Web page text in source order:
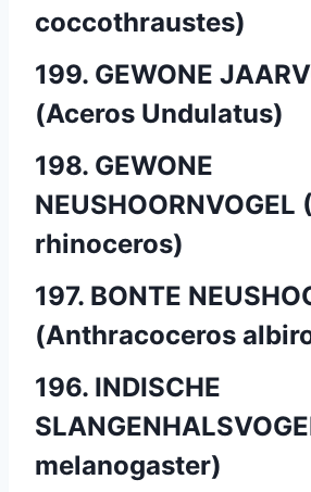
coccothraustes)
199. GEWONE
(Aceros Undulatus)
198. GEWONE
NEUSHOORNVOGEL
rhinoceros)
197. BONTE
(Anthracoceros
196. INDISCHE
melanogaster)